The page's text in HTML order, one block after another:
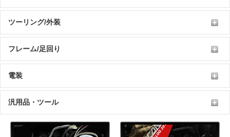
ツーリング/外装
フレーム/足回り
電装
汎用品・ツール